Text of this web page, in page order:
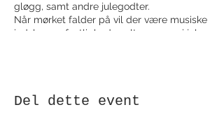
gløgg, samt andre julegodter.
Når mørket falder på vil der være musiske
indslag og festligheder, alt sammen i jul
Del dette event